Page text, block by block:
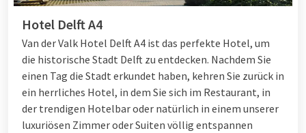
Hotel Delft A4
Van der Valk Hotel Delft A4 ist das perfekte Hotel, um
die historische Stadt Delft zu entdecken. Nachdem Sie
einen Tag die Stadt erkundet haben, kehren Sie zurück in
ein herrliches Hotel, in dem Sie sich im Restaurant, in
der trendigen Hotelbar oder natürlich in einem unserer
luxuriösen Zimmer oder Suiten völlig entspannen